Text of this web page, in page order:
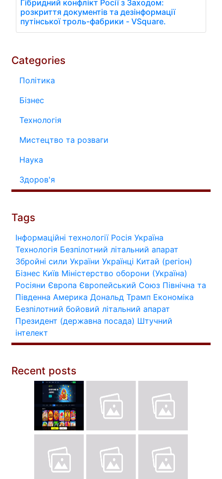
Гібридний конфлікт Росії з Заходом:
розкриття документів та дезінформації
путінської троль-фабрики - VSquare.
Categories
Політика
Бізнес
Технологія
Мистецтво та розваги
Наука
Здоров'я
Tags
Інформаційні технології Росія Україна
Технологія Безпілотний літальний апарат
Збройні сили України Українці Китай (регіон)
Бізнес Київ Міністерство оборони (Україна)
Росіяни Європа Європейський Союз Північна та
Південна Америка Дональд Трамп Економіка
Безпілотний бойовий літальний апарат
Президент (державна посада) Штучний
інтелект
Recent posts